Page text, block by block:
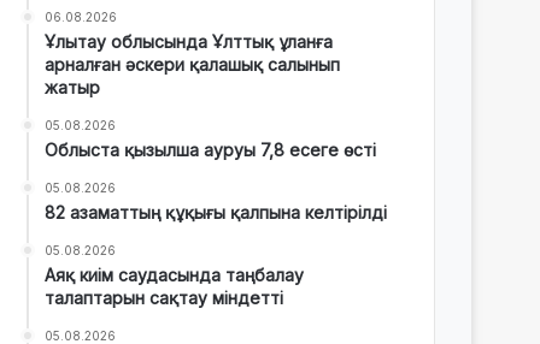
06.08.2026
Ұлытау облысында Ұлттық ұланға
арналған әскери қалашық салынып
жатыр
05.08.2026
Облыста қызылша ауруы 7,8 есеге өсті
05.08.2026
82 азаматтың құқығы қалпына келтірілді
05.08.2026
Аяқ киім саудасында таңбалау
талаптарын сақтау міндетті
05.08.2026